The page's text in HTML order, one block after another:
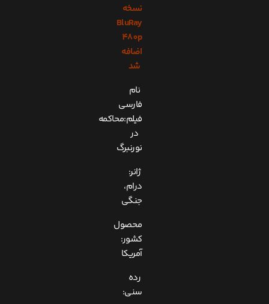
نسخه
BluRay
480p
اضافه
شد
نام
فارسی
فیلم:محاکمه
در
نورنبرگ
ژانر:
درام،
جنگی
محصول
کشور:
آمریکا
رده
سنی: